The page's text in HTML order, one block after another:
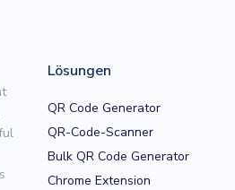
Lösungen
QR Code Generator
QR-Code-Scanner
Bulk QR Code Generator
Chrome Extension